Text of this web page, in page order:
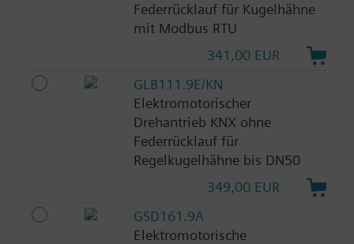
Federrücklauf für Kugelhähne
mit Modbus RTU
341,00 EUR
GLB111.9E/KN
Elektromotorischer
Drehantrieb KNX ohne
Federrücklauf für
Regelkugelhähne bis DN50
349,00 EUR
GSD161.9A
Elektromotorische